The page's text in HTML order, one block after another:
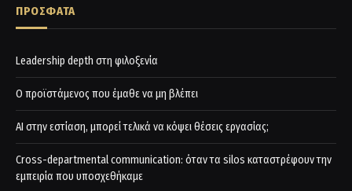
ΠΡΟΣΦΑΤΑ
Leadership depth στη φιλοξενία
Ο προϊστάμενος που έμαθε να μη βλέπει
AI στην εστίαση, μπορεί τελικά να κόψει θέσεις εργασίας;
Cross-departmental communication: όταν τα silos καταστρέφουν την
εμπειρία που υποσχεθήκαμε